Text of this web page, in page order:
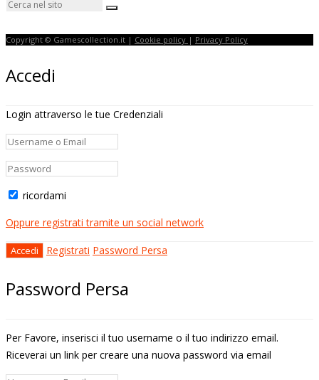
Copyright © Gamescollection.it | Cookie policy | Privacy Policy
Accedi
Login attraverso le tue Credenziali
ricordami
Oppure registrati tramite un social network
Registrati Password Persa
Password Persa
Per Favore, inserisci il tuo username o il tuo indirizzo email.
Riceverai un link per creare una nuova password via email